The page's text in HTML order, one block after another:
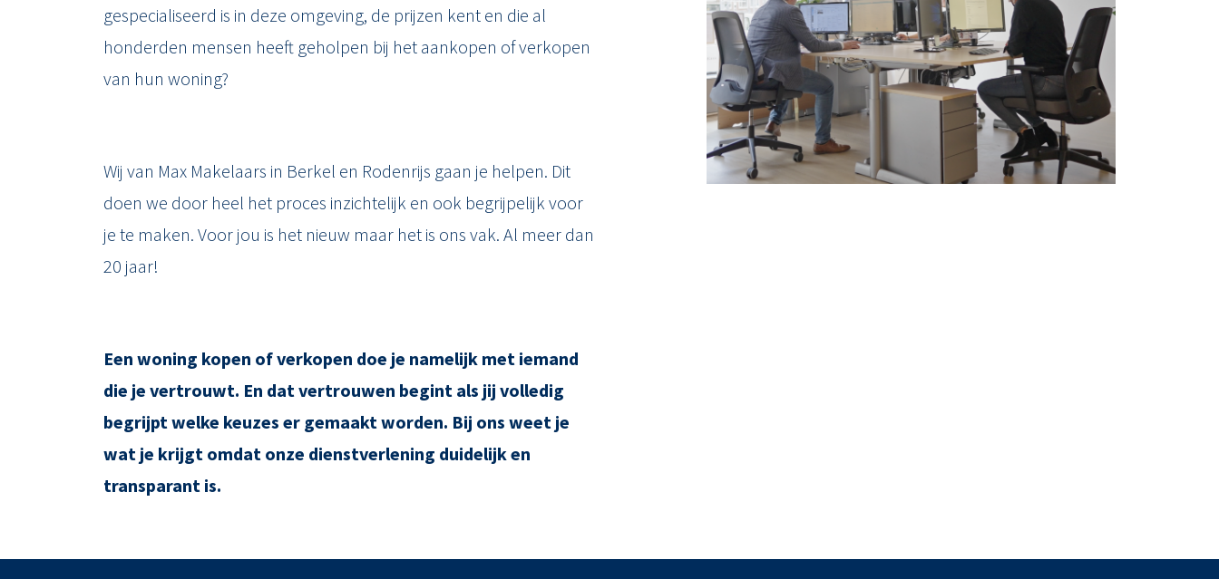
gespecialiseerd is in deze omgeving, de prijzen kent en die al
honderden mensen heeft geholpen bij het aankopen of verkopen
van hun woning?
Wij van Max Makelaars in Berkel en Rodenrijs gaan je helpen. Dit
doen we door heel het proces inzichtelijk en ook begrijpelijk voor
je te maken. Voor jou is het nieuw maar het is ons vak. Al meer dan
20 jaar!
Een woning kopen of verkopen doe je namelijk met iemand
die je vertrouwt. En dat vertrouwen begint als jij volledig
begrijpt welke keuzes er gemaakt worden. Bij ons weet je
wat je krijgt omdat onze dienstverlening duidelijk en
transparant is.